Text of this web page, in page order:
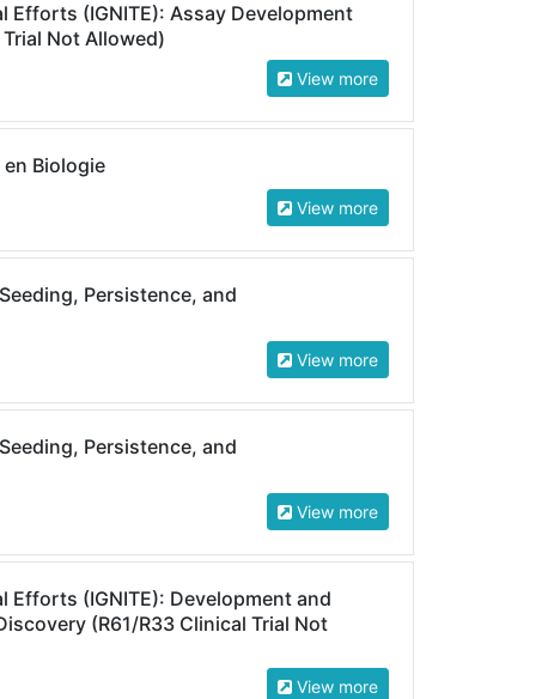
(IGNITE): Assay Development
Not Allowed)
View more
en Biologie
View more
Persistence, and
View more
Persistence, and
View more
(IGNITE): Development and
(R61/R33 Clinical Trial Not
View more